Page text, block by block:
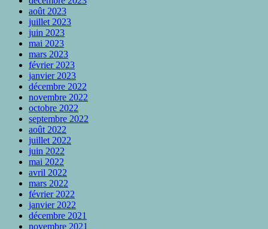
août 2023
juillet 2023
juin 2023
mai 2023
mars 2023
février 2023
janvier 2023
décembre 2022
novembre 2022
octobre 2022
septembre 2022
août 2022
juillet 2022
juin 2022
mai 2022
avril 2022
mars 2022
février 2022
janvier 2022
décembre 2021
novembre 2021